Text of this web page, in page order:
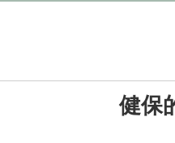
健保